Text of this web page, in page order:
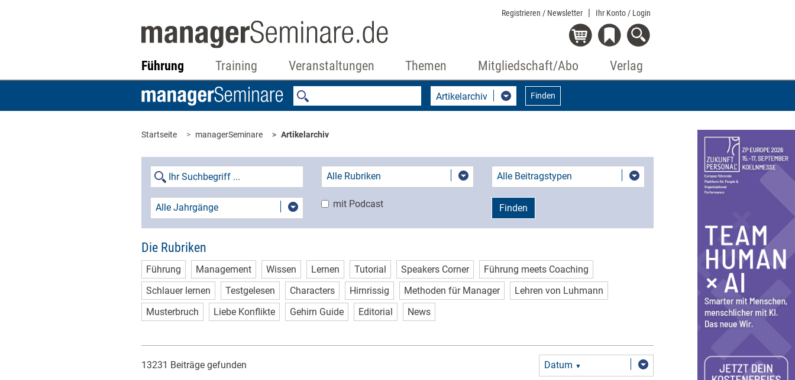
Registrieren / Newsletter Ihr Konto / Login
Führung Training Veranstaltungen Themen Mitgliedschaft/Abo Verlag
Artikelarchiv Finden
Startseite managerSeminare Artikelarchiv
Alle Rubriken Alle Beitragstypen
Alle Jahrgänge mit Podcast Finden
Die Rubriken
Führung Management Wissen Lernen Tutorial Speakers Corner
Führung meets Coaching
Schlauer lernen
Testgelesen Characters Hirnrissig Methoden für Manager
Lehren von Luhmann
Musterbruch
Liebe Konflikte Gehirn Guide Editorial News
13231 Beiträge gefunden Datum ▼